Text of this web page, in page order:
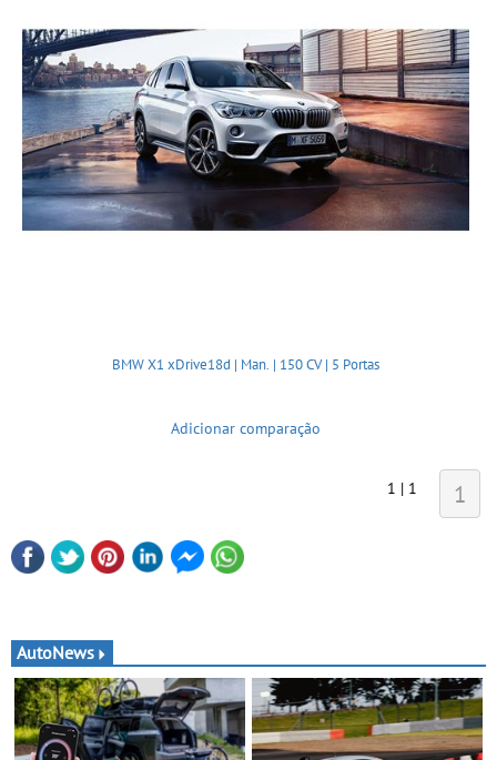
BMW X1 xDrive18d | Man. | 150 CV | 5 Portas
Adicionar comparação
1 | 1 1
AutoNews